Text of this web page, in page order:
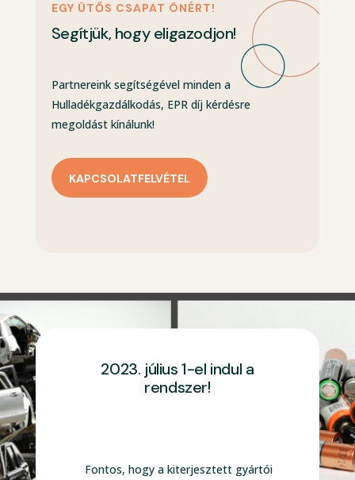
EGY ÜTŐS CSAPAT ÖNÉRT!
Segítjük, hogy eligazodjon!
Partnereink segítségével minden a
Hulladékgazdálkodás, EPR díj kérdésre
megoldást kínálunk!
KAPCSOLATFELVÉTEL
2023. július 1-el indul a
rendszer!
Fontos, hogy a kiterjesztett gyártói